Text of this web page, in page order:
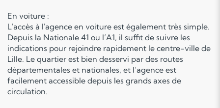
En voiture :
L'accès à l'agence en voiture est également très simple.
Depuis la Nationale 41 ou l’A1, il suffit de suivre les
indications pour rejoindre rapidement le centre-ville de
Lille. Le quartier est bien desservi par des routes
départementales et nationales, et l’agence est
facilement accessible depuis les grands axes de
circulation.